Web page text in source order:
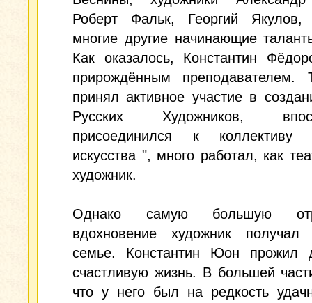
Роберт Фальк, Георгий
многие другие начинающие
Как оказалось, Константин
прирождённым преподавателем.
принял активное участие в
Русских Художников,
присоединился к
искусства ", много работал, как
художник.
Однако самую большую
вдохновение художник
семье. Константин Юон прожил
счастливую жизнь. В большей
что у него был на редкость